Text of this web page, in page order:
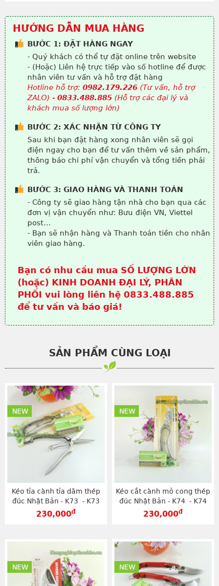
HƯỚNG DẪN MUA HÀNG
BƯỚC 1: ĐẶT HÀNG NGAY
- Quý khách có thể tự đặt online trên website
- (Hoặc) Liên hệ trực tiếp vào số hotline để được
nhân viên tư vấn và hỗ trợ đặt hàng
Hotline hỗ trợ: 0982.179.226 (Tư vấn, hỗ trợ
ZALO) - 0833.488.885 (Hỗ trợ các đại lý và
khách mua số lượng lớn)
BƯỚC 2: XÁC NHẬN TỪ CÔNG TY
Sau khi bạn đặt hàng xong nhân viên sẽ gọi
điện ngay cho bạn để tư vấn thêm về sản phẩm,
thông báo chi phí vận chuyển và tổng tiền phải
trả.
BƯỚC 3: GIAO HÀNG VÀ THANH TOÁN
- Công ty sẽ giao hàng tận nhà cho bạn qua các
đơn vị vận chuyển như: Bưu điện VN, Viettel
post…
- Bạn sẽ nhận hàng và Thanh toán tiền cho nhân
viên giao hàng.
Bạn có nhu cầu mua SỐ LƯỢNG LỚN
(hoặc) KINH DOANH ĐẠI LÝ, PHÂN
PHỐI vui lòng liên hệ 0833.488.885
để tư vấn và báo giá!
SẢN PHẨM CÙNG LOẠI
Kéo tỉa cành tỉa dăm thép
đúc Nhật Bản - K73 - K73
230,000đ
NEW
Kéo cắt cành mỏ cong thép
đúc Nhật Bản - K74 - K74
230,000đ
NEW
NEW NEW